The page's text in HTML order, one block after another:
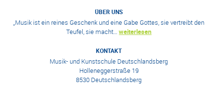
ÜBER UNS
„Musik ist ein reines Geschenk und eine Gabe Gottes, sie vertreibt den
Teufel, sie macht…weiterlesen
KONTAKT
Musik- und Kunstschule Deutschlandsberg
Holleneggerstraße 19
8530 Deutschlandsberg